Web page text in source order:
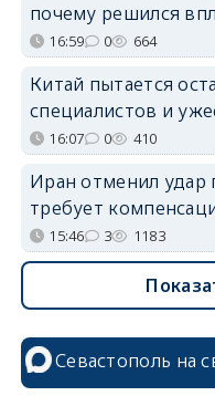
почему решился
16:59 0 664
Китай пытается
специалистов и
16:07 0 410
Иран отменил удар
требует
15:46 3 1183
Севастополь на